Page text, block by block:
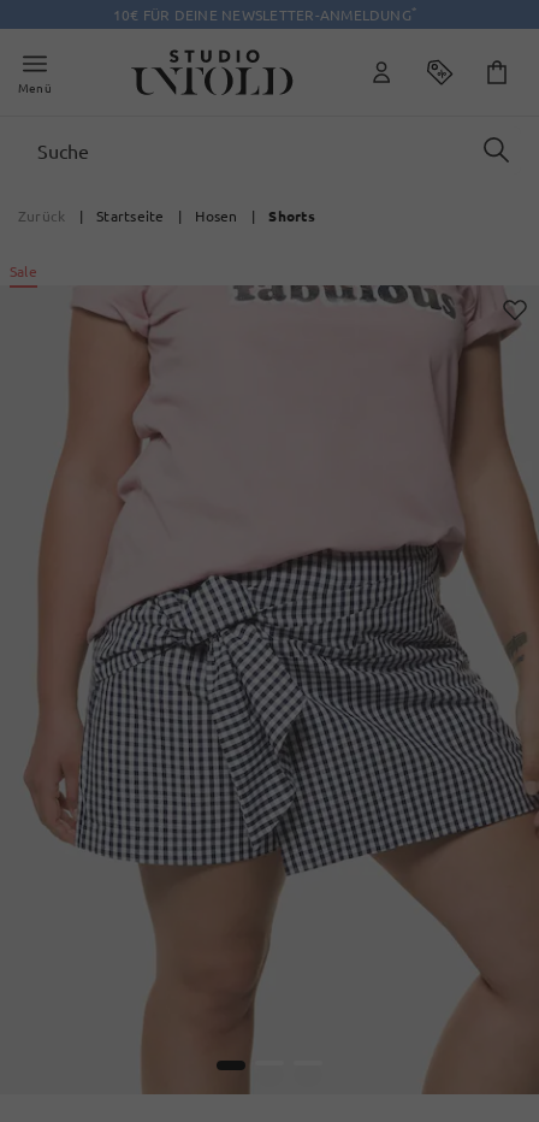
10€ FÜR DEINE NEWSLETTER-ANMELDUNG*
Menü
Zurück | Startseite | Hosen | Shorts
Sale
1